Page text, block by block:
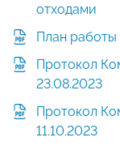
отходами
План работы
Протокол
23.08.2023
Протокол
11.10.2023